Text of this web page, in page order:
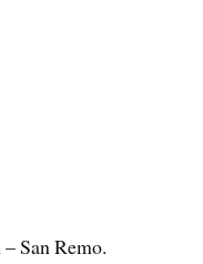
San Remo.